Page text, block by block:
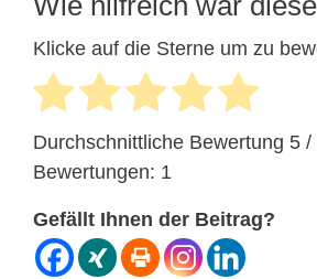
Klicke auf die Sterne um zu
Durchschnittliche Bewertung 5 /
Bewertungen: 1
Gefällt Ihnen der Beitrag?